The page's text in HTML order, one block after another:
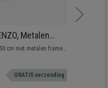
Metalen
cm met metalen frame
Zeer
in
GRATIS verzending